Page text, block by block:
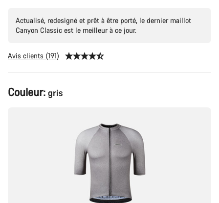
Actualisé, redesigné et prêt à être porté, le dernier maillot
Canyon Classic est le meilleur à ce jour.
Avis clients (191)
Configuration
du
Couleur: gris